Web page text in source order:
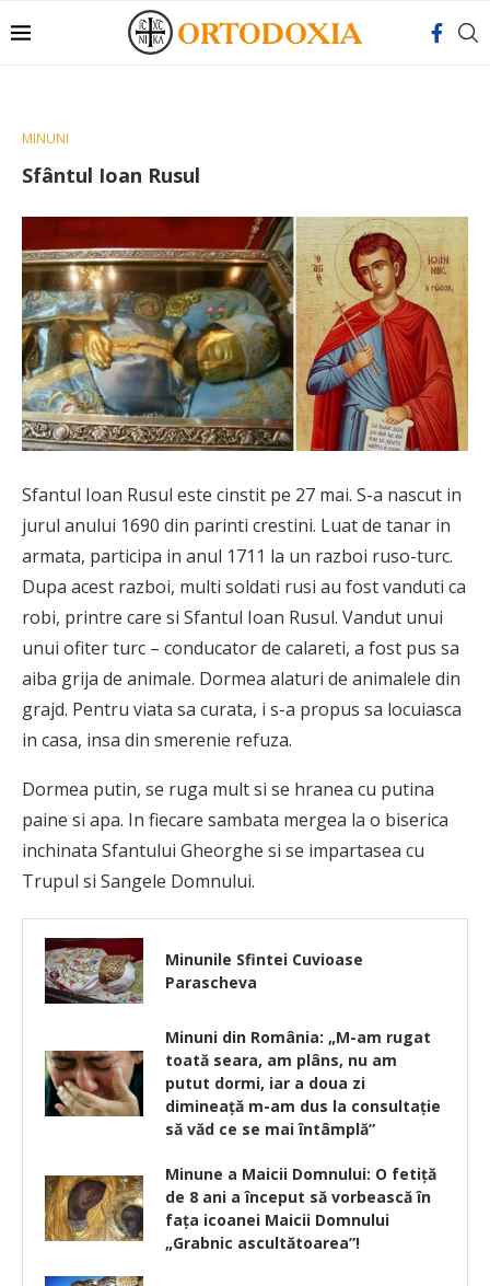
MINUNI
Sfântul Ioan Rusul
Sfantul Ioan Rusul este cinstit pe 27 mai. S-a nascut in
jurul anului 1690 din parinti crestini. Luat de tanar in
armata, participa in anul 1711 la un razboi ruso-turc.
Dupa acest razboi, multi soldati rusi au fost vanduti ca
robi, printre care si Sfantul Ioan Rusul. Vandut unui
unui ofiter turc – conducator de calareti, a fost pus sa
aiba grija de animale. Dormea alaturi de animalele din
grajd. Pentru viata sa curata, i s-a propus sa locuiasca
in casa, insa din smerenie refuza.
Dormea putin, se ruga mult si se hranea cu putina
paine si apa. In fiecare sambata mergea la o biserica
inchinata Sfantului Gheorghe si se impartasea cu
Trupul si Sangele Domnului.
Minunile Sfintei Cuvioase
Parascheva
Minuni din România: „M-am rugat
toată seara, am plâns, nu am
putut dormi, iar a doua zi
dimineaţă m-am dus la consultaţie
să văd ce se mai întâmplă”
Minune a Maicii Domnului: O fetiță
de 8 ani a început să vorbească în
fața icoanei Maicii Domnului
„Grabnic ascultătoarea”!